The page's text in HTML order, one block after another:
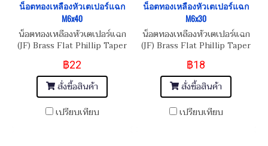
น็อตทองเหลืองหัวเตเปอร์แฉก
M6x40
น็อตทองเหลืองหัวเตเปอร์แฉก
(JF) Brass Flat Phillip Taper
Head Screw M6x1.0x40
฿22
สั่งซื้อสินค้า
เปรียบเทียบ
น็อตทองเหลืองหัวเตเปอร์แฉก
M6x30
น็อตทองเหลืองหัวเตเปอร์แฉก
(JF) Brass Flat Phillip Taper
Head Screw M6x1.0x30
฿18
สั่งซื้อสินค้า
เปรียบเทียบ